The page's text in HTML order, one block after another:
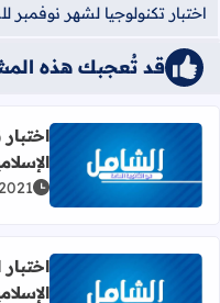
قد تُعجبك هذه
اقرأ المزيد عن
اختبار